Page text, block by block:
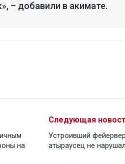
– добавили в акимате.
на
Следующая
Устроивший
атыраусец не